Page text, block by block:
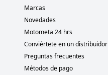
Marcas
Novedades
Motometa 24 hrs
Conviértete en un distribuidor
Preguntas frecuentes
Métodos de pago